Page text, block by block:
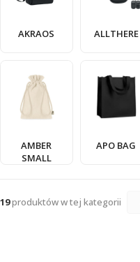
AKRAOS ALLTHERE
AMBER
SMALL
APO BAG
19produktów w tej kategorii